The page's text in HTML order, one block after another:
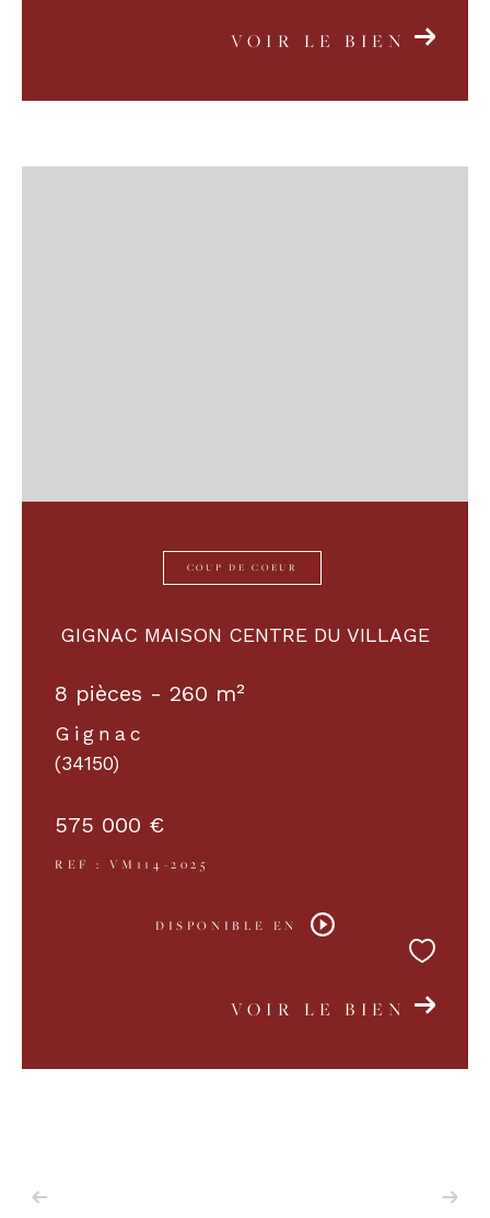
VOIR LE BIEN
COUP DE COEUR
GIGNAC MAISON CENTRE DU VILLAGE
8 pièces - 260 m²
Gignac
(34150)
575 000 €
REF : VM114-2025
DISPONIBLE EN
VOIR LE BIEN